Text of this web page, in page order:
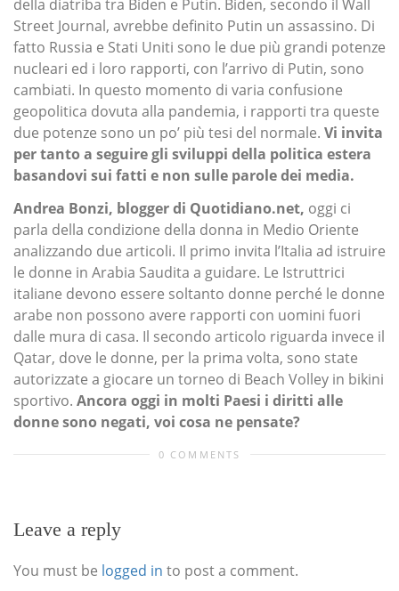
della diatriba tra Biden e Putin. Biden, secondo il Wall
Street Journal, avrebbe definito Putin un assassino. Di
fatto Russia e Stati Uniti sono le due più grandi potenze
nucleari ed i loro rapporti, con l’arrivo di Putin, sono
cambiati. In questo momento di varia confusione
geopolitica dovuta alla pandemia, i rapporti tra queste
due potenze sono un po’ più tesi del normale. Vi invita
per tanto a seguire gli sviluppi della politica estera
basandovi sui fatti e non sulle parole dei media.
Andrea Bonzi, blogger di Quotidiano.net, oggi ci
parla della condizione della donna in Medio Oriente
analizzando due articoli. Il primo invita l’Italia ad istruire
le donne in Arabia Saudita a guidare. Le Istruttrici
italiane devono essere soltanto donne perché le donne
arabe non possono avere rapporti con uomini fuori
dalle mura di casa. Il secondo articolo riguarda invece il
Qatar, dove le donne, per la prima volta, sono state
autorizzate a giocare un torneo di Beach Volley in bikini
sportivo. Ancora oggi in molti Paesi i diritti alle
donne sono negati, voi cosa ne pensate?
0 COMMENTS
Leave a reply
You must be logged in to post a comment.